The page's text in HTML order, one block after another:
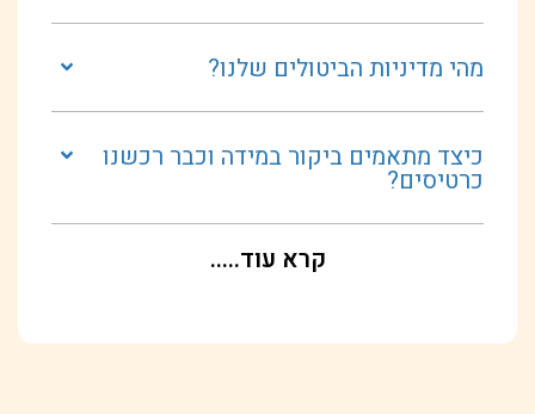
מהי מדיניות הביטולים שלנו?
כיצד מתאמים ביקור במידה וכבר רכשנו
כרטיסים?
קרא עוד.....